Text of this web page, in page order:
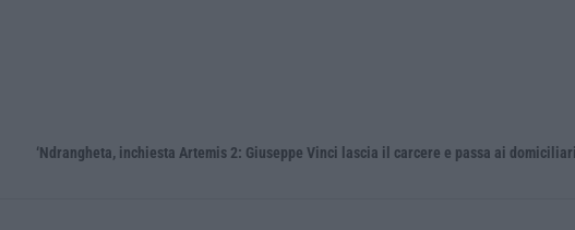
‘Ndrangheta, inchiesta Artemis 2: Giuseppe Vinci lascia il carcere e passa ai domiciliari